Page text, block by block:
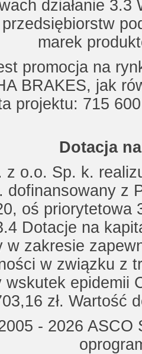
działanie
marek
promocja na
BRAKES, jak
projektu: 715
Dotacja
z o.o. Sp. k.
dofinansowany z
oś priorytetowa
Dotacje na
w zakresie
w związku z
wskutek epidemii
zł. Wartość
- 2026